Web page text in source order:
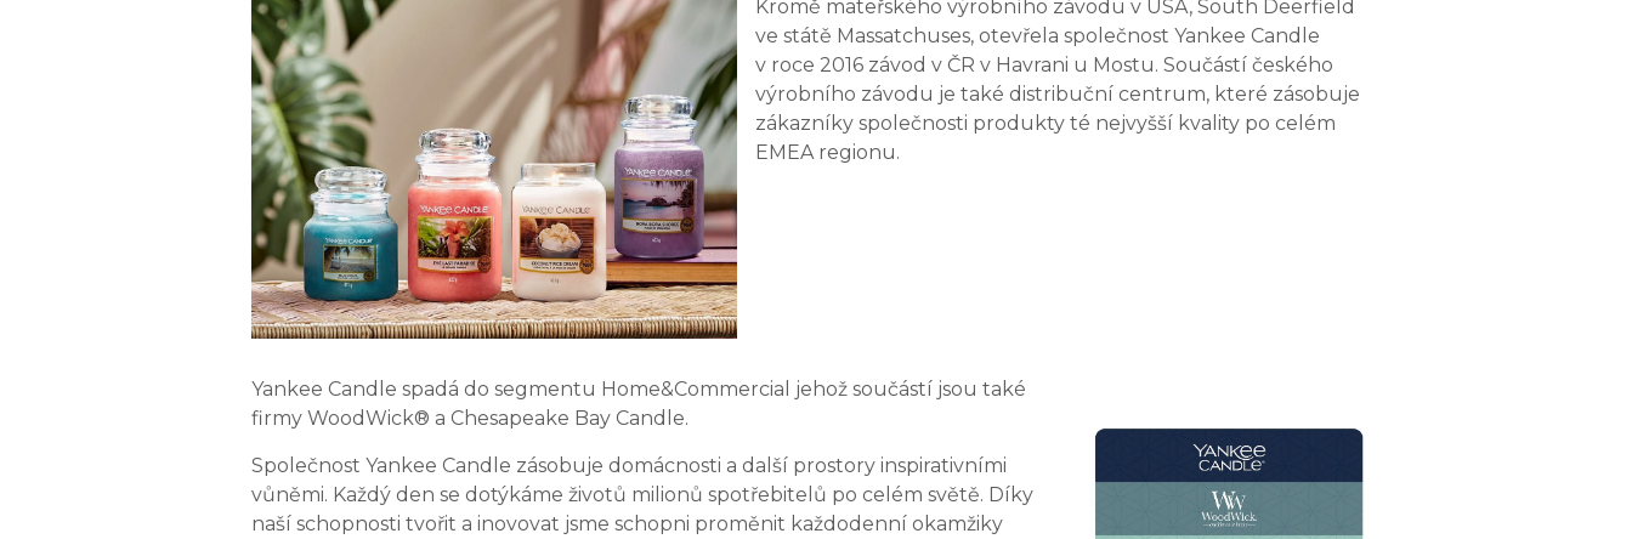
Kromě mateřského výrobního závodu v USA, South Deerfield
ve státě Massatchuses, otevřela společnost Yankee Candle
v roce 2016 závod v ČR v Havrani u Mostu. Součástí českého
výrobního závodu je také distribuční centrum, které zásobuje
zákazníky společnosti produkty té nejvyšší kvality po celém
EMEA regionu.
Yankee Candle spadá do segmentu Home&Commercial jehož součástí jsou také
firmy WoodWick® a Chesapeake Bay Candle.
Společnost Yankee Candle zásobuje domácnosti a další prostory inspirativními
vůněmi. Každý den se dotýkáme životů milionů spotřebitelů po celém světě. Díky
naší schopnosti tvořit a inovovat jsme schopni proměnit každodenní okamžiky